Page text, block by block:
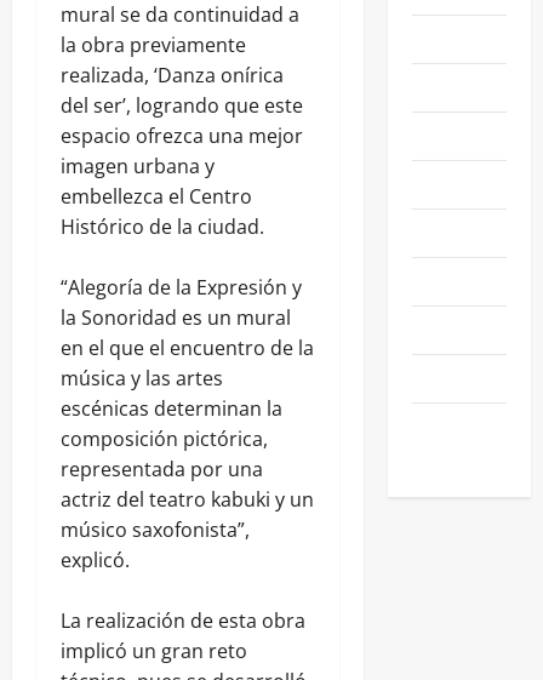
mural se da continuidad a
la obra previamente
realizada, ‘Danza onírica
del ser’, logrando que este
espacio ofrezca una mejor
imagen urbana y
embellezca el Centro
Histórico de la ciudad.
“Alegoría de la Expresión y
la Sonoridad es un mural
en el que el encuentro de la
música y las artes
escénicas determinan la
composición pictórica,
representada por una
actriz del teatro kabuki y un
músico saxofonista”,
explicó.
La realización de esta obra
implicó un gran reto